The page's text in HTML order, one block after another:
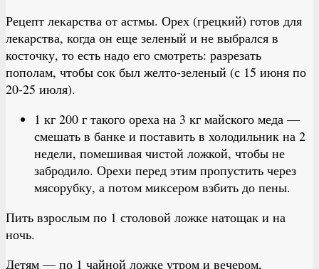
Рецепт лекарства от астмы. Орех (грецкий) готов для
лекарства, когда он еще зеленый и не выбрался в
косточку, то есть надо его смотреть: разрезать
пополам, чтобы сок был желто-зеленый (с 15 июня по
20-25 июля).
1 кг 200 г такого ореха на 3 кг майского меда —
смешать в банке и поставить в холодильник на 2
недели, помешивая чистой ложкой, чтобы не
забродило. Орехи перед этим пропустить через
мясорубку, а потом миксером взбить до пены.
Пить взрослым по 1 столовой ложке натощак и на
ночь.
Детям — по 1 чайной ложке утром и вечером,